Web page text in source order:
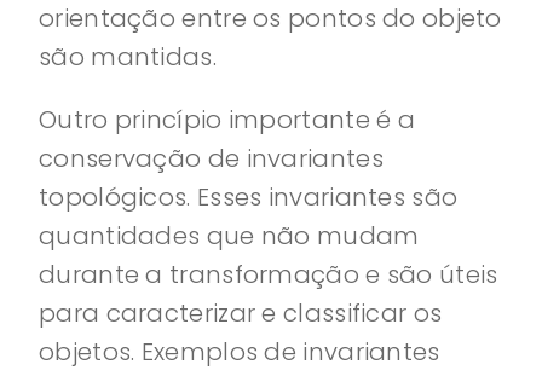
orientação entre os pontos do objeto
são mantidas.
Outro princípio importante é a
conservação de invariantes
topológicos. Esses invariantes são
quantidades que não mudam
durante a transformação e são úteis
para caracterizar e classificar os
objetos. Exemplos de invariantes